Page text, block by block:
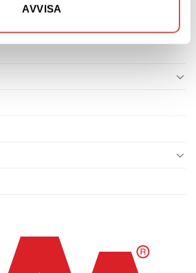
AVVISA